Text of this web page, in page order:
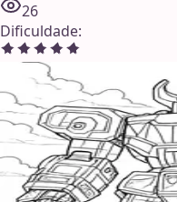
26
Dificuldade: